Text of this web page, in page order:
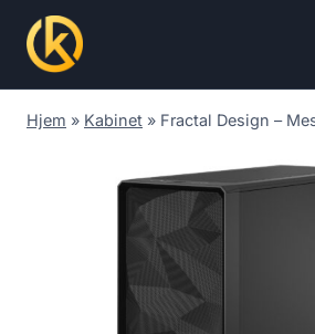
content
Hjem » Kabinet » Fractal Design –